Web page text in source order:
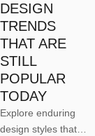
DESIGN
TRENDS
THAT ARE
STILL
POPULAR
TODAY
Explore enduring
design styles that